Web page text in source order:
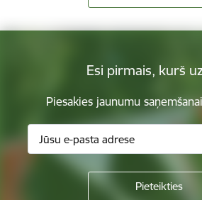
Esi pirmais, kurš
Piesakies jaunumu